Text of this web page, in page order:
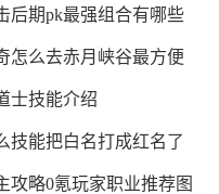
后期pk最强组合有哪些
怎么去赤月峡谷最方便
士技能介绍
技能把白名打成红名了
攻略0氪玩家职业推荐图